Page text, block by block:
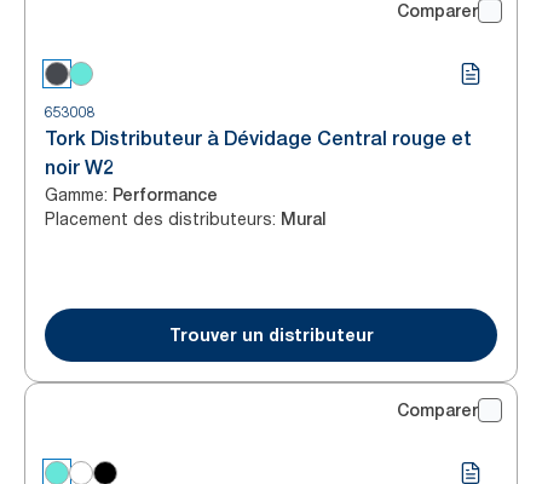
Comparer
653008
Tork Distributeur à Dévidage Central rouge et
noir W2
Gamme: Performance
Placement des distributeurs: Mural
Trouver un distributeur
Comparer